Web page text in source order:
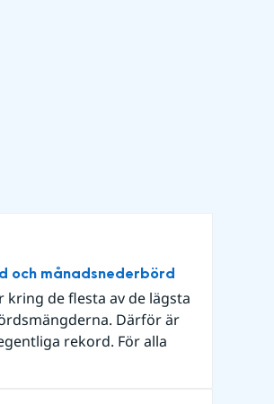
och månadsnederbörd
de flesta av de lägsta
Därför är
rekord. För alla